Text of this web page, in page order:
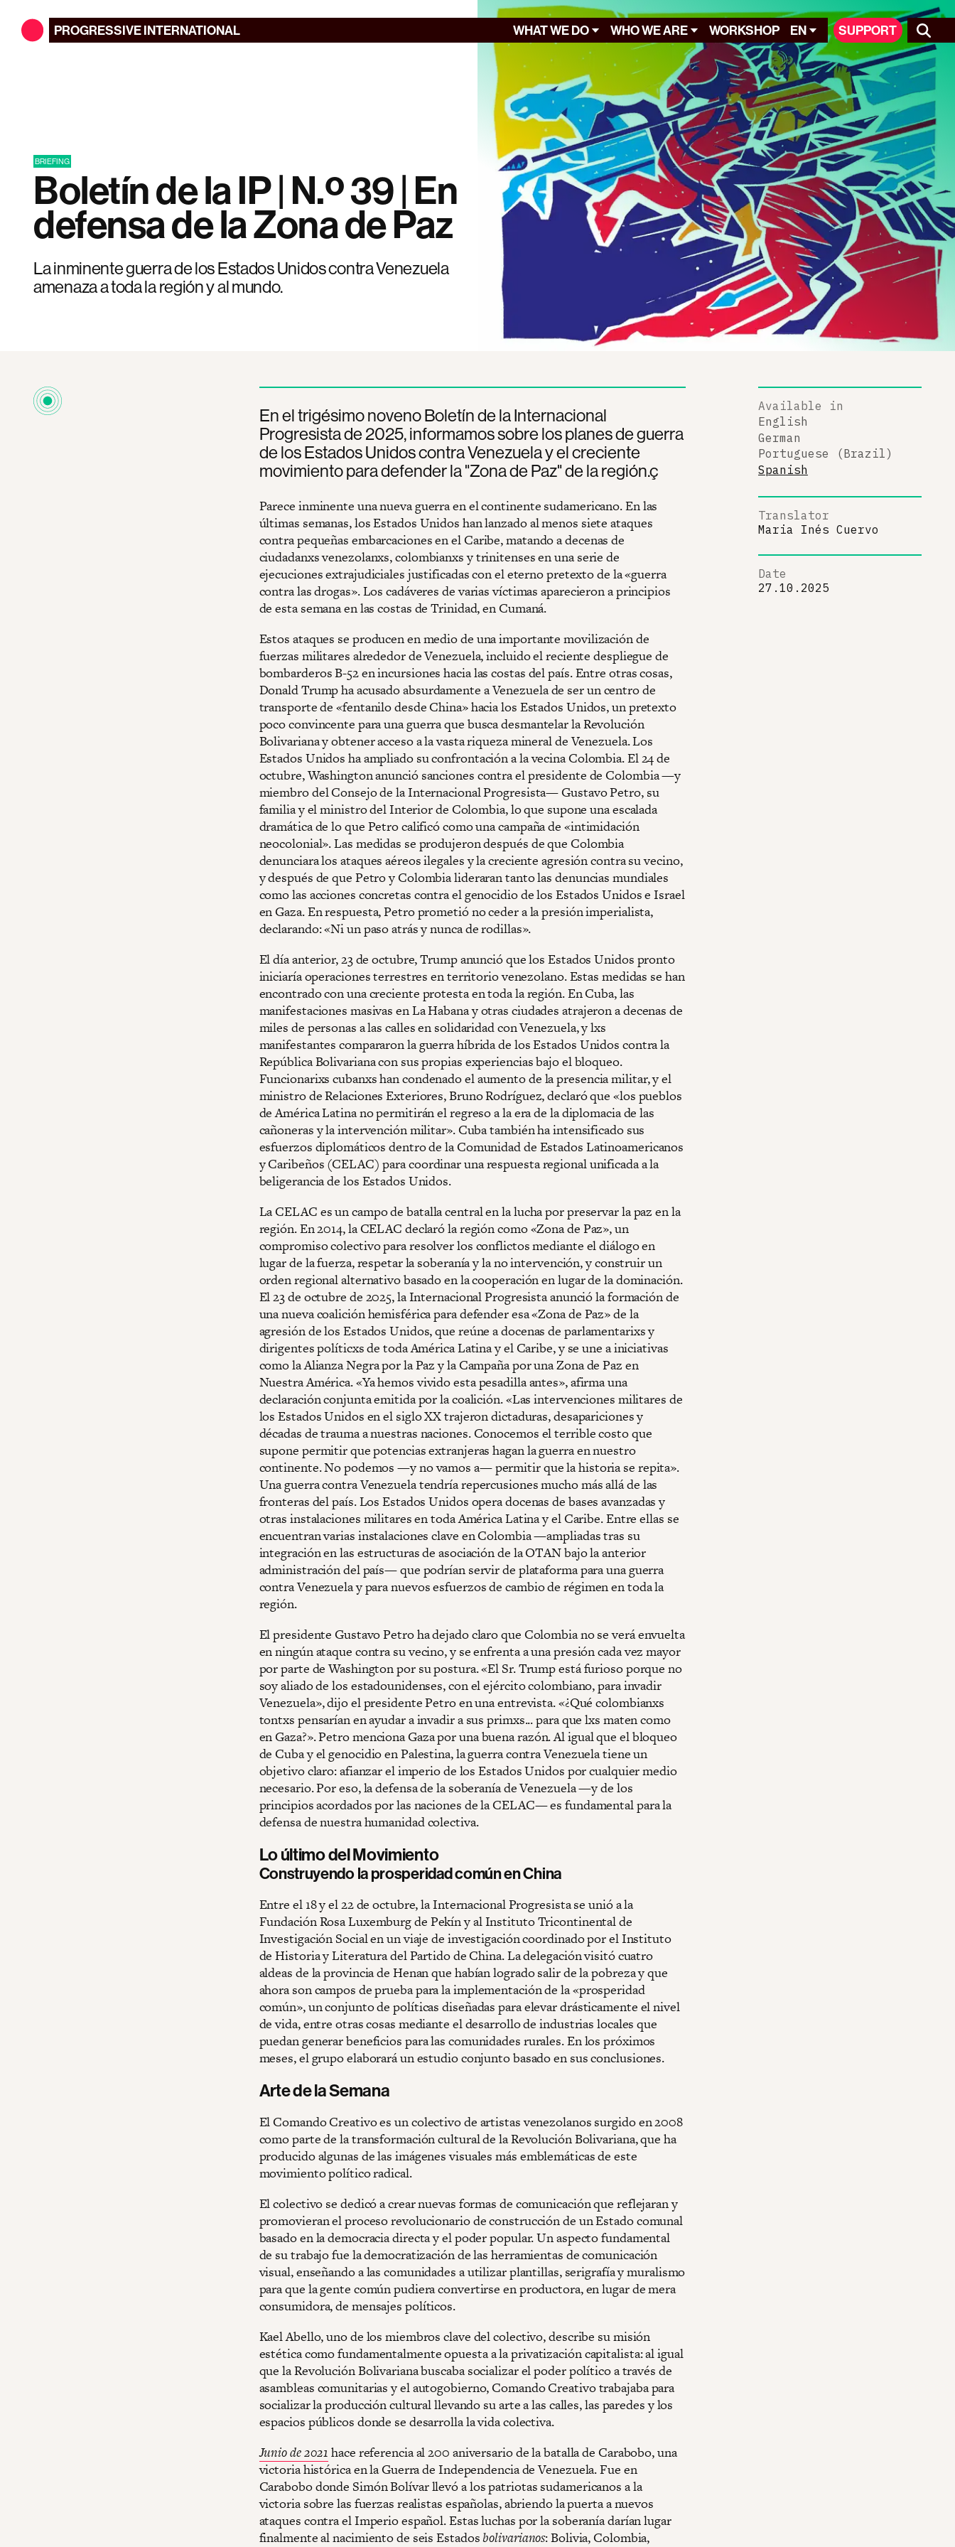
PROGRESSIVEINTERNATIONAL WHAT WE DO WHO WE ARE WORKSHOP EN SUPPORT
BRIEFING
Boletín de la IP | N.º 39 | En
defensa de la Zona de Paz
La inminente guerra de los Estados Unidos contra Venezuela
amenaza a toda la región y al mundo.
En el trigésimo noveno Boletín de la Internacional
Progresista de 2025, informamos sobre los planes de guerra
de los Estados Unidos contra Venezuela y el creciente
movimiento para defender la "Zona de Paz" de la región.ç
Parece inminente una nueva guerra en el continente sudamericano. En las
últimas semanas, los Estados Unidos han lanzado al menos siete ataques
contra pequeñas embarcaciones en el Caribe, matando a decenas de
ciudadanxs venezolanxs, colombianxs y trinitenses en una serie de
ejecuciones extrajudiciales justificadas con el eterno pretexto de la «guerra
contra las drogas». Los cadáveres de varias víctimas aparecieron a principios
de esta semana en las costas de Trinidad, en Cumaná.
Estos ataques se producen en medio de una importante movilización de
fuerzas militares alrededor de Venezuela, incluido el reciente despliegue de
bombarderos B-52 en incursiones hacia las costas del país. Entre otras cosas,
Donald Trump ha acusado absurdamente a Venezuela de ser un centro de
transporte de «fentanilo desde China» hacia los Estados Unidos, un pretexto
poco convincente para una guerra que busca desmantelar la Revolución
Bolivariana y obtener acceso a la vasta riqueza mineral de Venezuela. Los
Estados Unidos ha ampliado su confrontación a la vecina Colombia. El 24 de
octubre, Washington anunció sanciones contra el presidente de Colombia —y
miembro del Consejo de la Internacional Progresista— Gustavo Petro, su
familia y el ministro del Interior de Colombia, lo que supone una escalada
dramática de lo que Petro calificó como una campaña de «intimidación
neocolonial». Las medidas se produjeron después de que Colombia
denunciara los ataques aéreos ilegales y la creciente agresión contra su vecino,
y después de que Petro y Colombia lideraran tanto las denuncias mundiales
como las acciones concretas contra el genocidio de los Estados Unidos e Israel
en Gaza. En respuesta, Petro prometió no ceder a la presión imperialista,
declarando: «Ni un paso atrás y nunca de rodillas».
El día anterior, 23 de octubre, Trump anunció que los Estados Unidos pronto
iniciaría operaciones terrestres en territorio venezolano. Estas medidas se han
encontrado con una creciente protesta en toda la región. En Cuba, las
manifestaciones masivas en La Habana y otras ciudades atrajeron a decenas de
miles de personas a las calles en solidaridad con Venezuela, y lxs
manifestantes compararon la guerra híbrida de los Estados Unidos contra la
República Bolivariana con sus propias experiencias bajo el bloqueo.
Funcionarixs cubanxs han condenado el aumento de la presencia militar, y el
ministro de Relaciones Exteriores, Bruno Rodríguez, declaró que «los pueblos
de América Latina no permitirán el regreso a la era de la diplomacia de las
cañoneras y la intervención militar». Cuba también ha intensificado sus
esfuerzos diplomáticos dentro de la Comunidad de Estados Latinoamericanos
y Caribeños (CELAC) para coordinar una respuesta regional unificada a la
beligerancia de los Estados Unidos.
La CELAC es un campo de batalla central en la lucha por preservar la paz en la
región. En 2014, la CELAC declaró la región como «Zona de Paz», un
compromiso colectivo para resolver los conflictos mediante el diálogo en
lugar de la fuerza, respetar la soberanía y la no intervención, y construir un
orden regional alternativo basado en la cooperación en lugar de la dominación.
El 23 de octubre de 2025, la Internacional Progresista anunció la formación de
una nueva coalición hemisférica para defender esa «Zona de Paz» de la
agresión de los Estados Unidos, que reúne a docenas de parlamentarixs y
dirigentes políticxs de toda América Latina y el Caribe, y se une a iniciativas
como la Alianza Negra por la Paz y la Campaña por una Zona de Paz en
Nuestra América. «Ya hemos vivido esta pesadilla antes», afirma una
declaración conjunta emitida por la coalición. «Las intervenciones militares de
los Estados Unidos en el siglo XX trajeron dictaduras, desapariciones y
décadas de trauma a nuestras naciones. Conocemos el terrible costo que
supone permitir que potencias extranjeras hagan la guerra en nuestro
continente. No podemos —y no vamos a— permitir que la historia se repita».
Una guerra contra Venezuela tendría repercusiones mucho más allá de las
fronteras del país. Los Estados Unidos opera docenas de bases avanzadas y
otras instalaciones militares en toda América Latina y el Caribe. Entre ellas se
encuentran varias instalaciones clave en Colombia —ampliadas tras su
integración en las estructuras de asociación de la OTAN bajo la anterior
administración del país— que podrían servir de plataforma para una guerra
contra Venezuela y para nuevos esfuerzos de cambio de régimen en toda la
región.
El presidente Gustavo Petro ha dejado claro que Colombia no se verá envuelta
en ningún ataque contra su vecino, y se enfrenta a una presión cada vez mayor
por parte de Washington por su postura. «El Sr. Trump está furioso porque no
soy aliado de los estadounidenses, con el ejército colombiano, para invadir
Venezuela», dijo el presidente Petro en una entrevista. «¿Qué colombianxs
tontxs pensarían en ayudar a invadir a sus primxs... para que lxs maten como
en Gaza?». Petro menciona Gaza por una buena razón. Al igual que el bloqueo
de Cuba y el genocidio en Palestina, la guerra contra Venezuela tiene un
objetivo claro: afianzar el imperio de los Estados Unidos por cualquier medio
necesario. Por eso, la defensa de la soberanía de Venezuela —y de los
principios acordados por las naciones de la CELAC— es fundamental para la
defensa de nuestra humanidad colectiva.
Lo último del Movimiento
Construyendo la prosperidad común en China
Entre el 18 y el 22 de octubre, la Internacional Progresista se unió a la
Fundación Rosa Luxemburg de Pekín y al Instituto Tricontinental de
Investigación Social en un viaje de investigación coordinado por el Instituto
de Historia y Literatura del Partido de China. La delegación visitó cuatro
aldeas de la provincia de Henan que habían logrado salir de la pobreza y que
ahora son campos de prueba para la implementación de la «prosperidad
común», un conjunto de políticas diseñadas para elevar drásticamente el nivel
de vida, entre otras cosas mediante el desarrollo de industrias locales que
puedan generar beneficios para las comunidades rurales. En los próximos
meses, el grupo elaborará un estudio conjunto basado en sus conclusiones.
Arte de la Semana
El Comando Creativo es un colectivo de artistas venezolanos surgido en 2008
como parte de la transformación cultural de la Revolución Bolivariana, que ha
producido algunas de las imágenes visuales más emblemáticas de este
movimiento político radical.
El colectivo se dedicó a crear nuevas formas de comunicación que reflejaran y
promovieran el proceso revolucionario de construcción de un Estado comunal
basado en la democracia directa y el poder popular. Un aspecto fundamental
de su trabajo fue la democratización de las herramientas de comunicación
visual, enseñando a las comunidades a utilizar plantillas, serigrafía y muralismo
para que la gente común pudiera convertirse en productora, en lugar de mera
consumidora, de mensajes políticos.
Kael Abello, uno de los miembros clave del colectivo, describe su misión
estética como fundamentalmente opuesta a la privatización capitalista: al igual
que la Revolución Bolivariana buscaba socializar el poder político a través de
asambleas comunitarias y el autogobierno, Comando Creativo trabajaba para
socializar la producción cultural llevando su arte a las calles, las paredes y los
espacios públicos donde se desarrolla la vida colectiva.
Junio de 2021 hace referencia al 200 aniversario de la batalla de Carabobo, una
victoria histórica en la Guerra de Independencia de Venezuela. Fue en
Carabobo donde Simón Bolívar llevó a los patriotas sudamericanos a la
victoria sobre las fuerzas realistas españolas, abriendo la puerta a nuevos
ataques contra el Imperio español. Estas luchas por la soberanía darían lugar
finalmente al nacimiento de seis Estadosbolivarianos: Bolivia, Colombia,
Available in
English
German
Portuguese (Brazil)
Spanish
Translator
Maria Inés Cuervo
Date
27.10.2025